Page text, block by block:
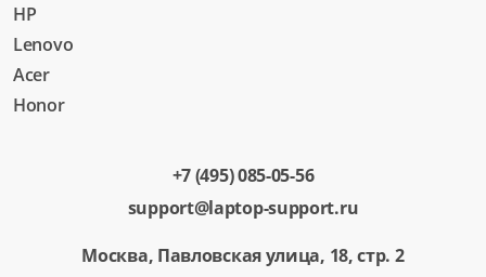
HP
Lenovo
Acer
Honor
+7 (495) 085-05-56
support@laptop-support.ru
Москва, Павловская улица, 18, стр. 2